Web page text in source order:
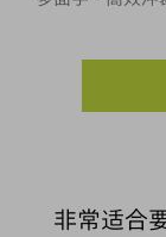
非常适合